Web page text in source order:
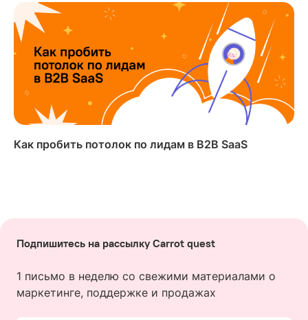
Как пробить потолок по лидам в B2B SaaS
Подпишитесь на рассылку Carrot quest
1 письмо в неделю со свежими материалами о
маркетинге, поддержке и продажах